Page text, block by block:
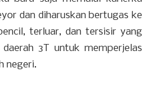
dan diharuskan bertugas ke
terluar, dan tersisir yang
3T untuk memperjelas
negeri.